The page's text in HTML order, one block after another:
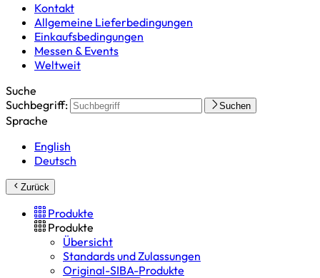
Kontakt
Allgemeine Lieferbedingungen
Einkaufsbedingungen
Messen & Events
Weltweit
Suche
Suchbegriff:
Suchen
Sprache
English
Deutsch
Zurück
Produkte
Produkte
Übersicht
Standards und Zulassungen
Original-SIBA-Produkte